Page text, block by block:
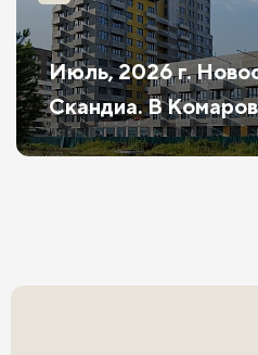
Июль, 2026 г.
Скандиа. В